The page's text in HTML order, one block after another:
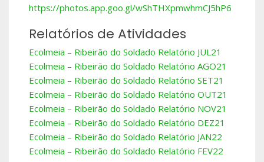
https://photos.app.goo.gl/wShTHXpmwhmCJ5hP6
Relatórios de Atividades
Ecolmeia – Ribeirão do Soldado Relatório JUL21
Ecolmeia – Ribeirão do Soldado Relatório AGO21
Ecolmeia – Ribeirão do Soldado Relatório SET21
Ecolmeia – Ribeirão do Soldado Relatório OUT21
Ecolmeia – Ribeirão do Soldado Relatório NOV21
Ecolmeia – Ribeirão do Soldado Relatório DEZ21
Ecolmeia – Ribeirão do Soldado Relatório JAN22
Ecolmeia – Ribeirão do Soldado Relatório FEV22